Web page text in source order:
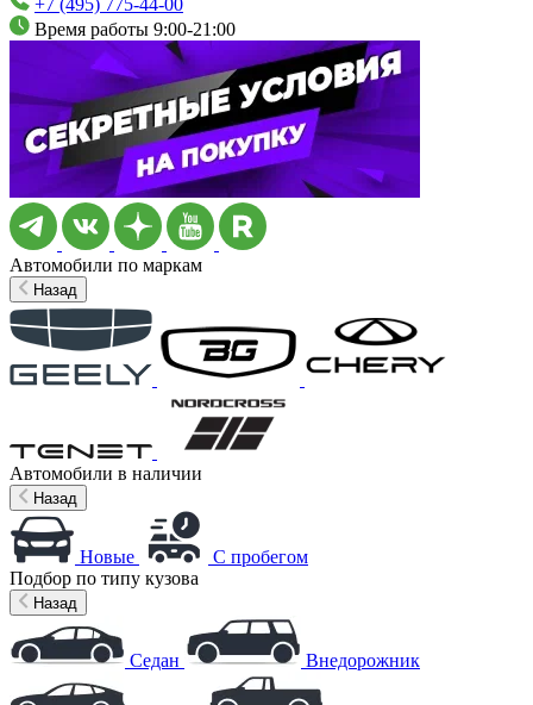
+7 (495) 775-44-00
Время работы 9:00-21:00
Автомобили по маркам
Назад
Автомобили в наличии
Назад
Новые
С пробегом
Подбор по типу кузова
Назад
Седан Внедорожник